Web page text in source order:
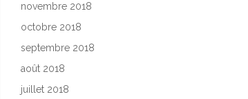
novembre 2018
octobre 2018
septembre 2018
août 2018
juillet 2018